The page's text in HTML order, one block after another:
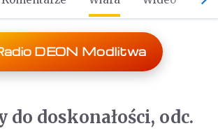
DEON Modlitwa
do doskonałości, odc.